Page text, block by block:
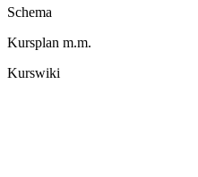
Schema
Kursplan m.m.
Kurswiki